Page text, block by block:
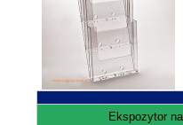
Ekspozytor